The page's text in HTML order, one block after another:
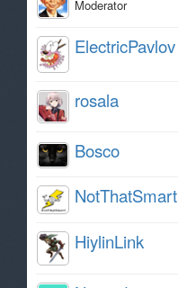
Moderator
ElectricPavlov
rosala
Bosco
NotThatSmart
HiylinLink